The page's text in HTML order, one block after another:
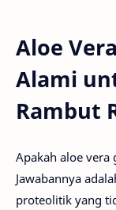
Aloe
Alami
Rambut
Apakah aloe
Jawabannya
proteolitik yang